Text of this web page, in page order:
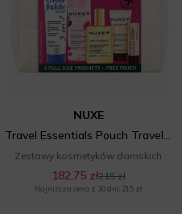
NUXE
Travel Essentials Pouch Travel Exclusive Set
Zestawy kosmetyków damskich
182,75 zł215 zł
Najniższa cena z 30 dni: 215 zł